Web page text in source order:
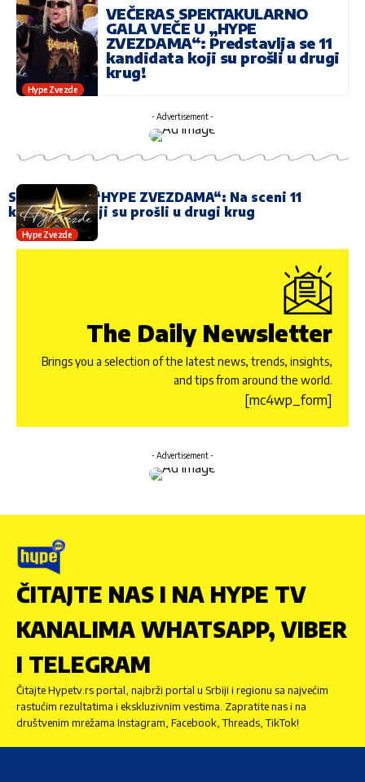
VEČERAS SPEKTAKULARNO
GALA VEČE U „HYPE
ZVEZDAMA“: Predstavlja se 11
kandidata koji su prošli u drugi
krug!
Hype Zvezde
- Advertisement -
Hype Zvezde
SPEKTAKL U “HYPE ZVEZDAMA“: Na sceni 11
kandidata koji su prošli u drugi krug
The Daily Newsletter
Brings you a selection of the latest news, trends, insights,
and tips from around the world.
[mc4wp_form]
- Advertisement -
ČITAJTE NAS I NA HYPE TV
KANALIMA WHATSAPP, VIBER
I TELEGRAM
Čitajte Hypetv.rs portal, najbrži portal u Srbiji i regionu sa najvećim
rastućim rezultatima i ekskluzivnim vestima. Zapratite nas i na
društvenim mrežama Instagram, Facebook, Threads, TikTok!